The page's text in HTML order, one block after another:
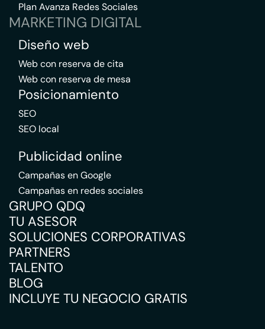
Plan Avanza Redes Sociales
MARKETING DIGITAL
Diseño web
Web con reserva de cita
Web con reserva de mesa
Posicionamiento
SEO
SEO local
Publicidad online
Campañas en Google
Campañas en redes sociales
GRUPO QDQ
TU ASESOR
SOLUCIONES CORPORATIVAS
PARTNERS
TALENTO
BLOG
INCLUYE TU NEGOCIO GRATIS